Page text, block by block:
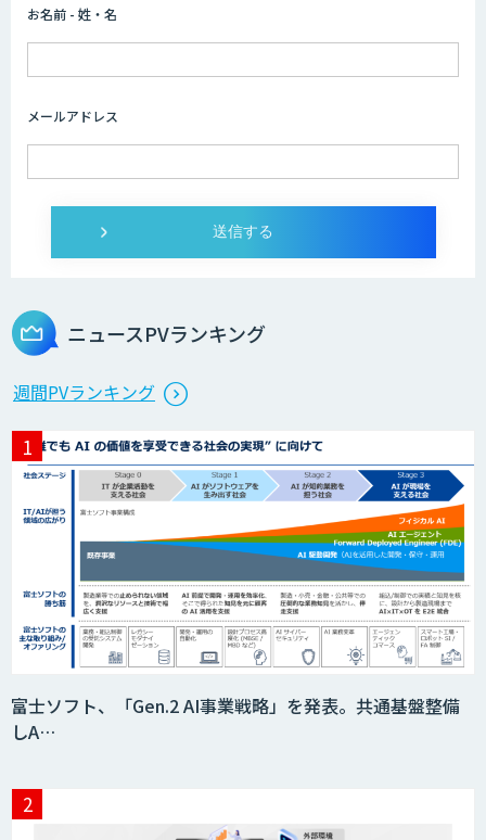
AIカスタマイズソリューション
AI/DXソリューションサービス
エッジデバイス 組込AIモデル開発受託
AIモデル開発
DX戦略・AIモデル構築コンサルティング
MAISTER™
お名前 - 姓・名
メールアドレス
ニュースPVランキング
週間PVランキング
富士ソフト、「Gen.2 AI事業戦略」を発表。共通基盤整備
しA…